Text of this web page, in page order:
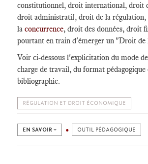
constitutionnel, droit international, droit
droit administratif, droit de la
la concurrence, droit des données, droit
pourtant en train d'émerger un "Droit de
Voir ci-dessous l'explicitation du mode
charge de travail, du format pédagogique
bibliographie.
RÉGULATION ET DROIT ÉCONOMIQUE
EN SAVOIR + OUTIL PÉDAGOGIQUE